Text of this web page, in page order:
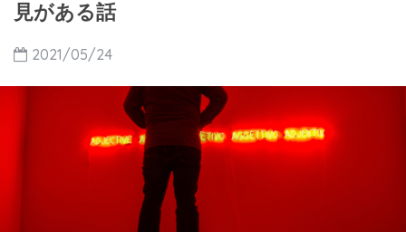
見がある話
2021/05/24